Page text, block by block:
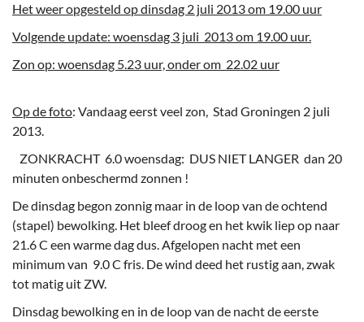
Het weer opgesteld op dinsdag 2 juli 2013 om 19.00 uur
Volgende update: woensdag 3 juli 2013 om 19.00 uur.
Zon op: woensdag 5.23 uur, onder om 22.02 uur
Op de foto: Vandaag eerst veel zon, Stad Groningen 2 juli
2013.
ZONKRACHT 6.0 woensdag: DUS NIET LANGER dan 20
minuten onbeschermd zonnen !
De dinsdag begon zonnig maar in de loop van de ochtend
(stapel) bewolking. Het bleef droog en het kwik liep op naar
21.6 C een warme dag dus. Afgelopen nacht met een
minimum van 9.0 C fris. De wind deed het rustig aan, zwak
tot matig uit ZW.
Dinsdag bewolking en in de loop van de nacht de eerste